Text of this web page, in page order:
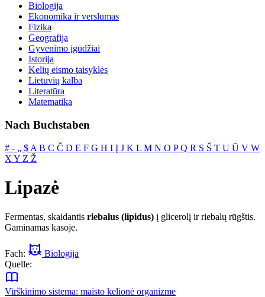
Biologija
Ekonomika ir verslumas
Fizika
Geografija
Gyvenimo įgūdžiai
Istorija
Kelių eismo taisyklės
Lietuvių kalba
Literatūra
Matematika
Nach Buchstaben
# ‐ „ $ A B C Č D E F G H I Į J K L M N O PQ R S Š T U Ū V W
X Y Z Ž
Lipazė
Fermentas, skaidantis riebalus (lipidus) į glicerolį ir riebalų rūgštis.
Gaminamas kasoje.
Fach:
Biologija
Quelle:
Virškinimo sistema: maisto kelionė organizme